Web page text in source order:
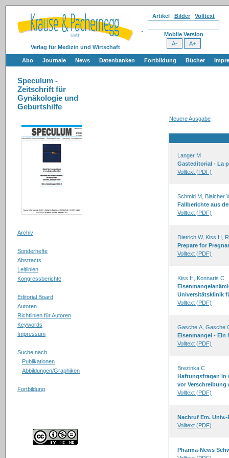
Verlag für Medizin und Wirtschaft
Artikel Bilder Volltext
Mobile Version
Abo Journale News Datenbanken Fortbildung Bücher
Speculum -
Zeitschrift für
Gynäkologie und
Geburtshilfe
Archiv
Sonderhefte
Abstracts
Leitlinien
Kongressberichte
Editorial Board
Autoren
Richtlinien für Autoren
Keywords
Impressum
Suche nach
Publikationen
Abbildungen/Graphiken
Fortbildung
Neuere Ausgabe
Langer M
Gasteditorial - La
Volltext (PDF)
Schmid M, Blaicher
Fallberichte aus
Volltext (PDF)
Dietrich W, Kiss H,
Prepare for
Volltext (PDF)
Kiss H, Konnaris C
Universitätsklinik
Volltext (PDF)
Gasche A, Gasche
Eisenmangel - Ein
Volltext (PDF)
Brezinka C
Haftungsfragen in
vor Verschreibung
Volltext (PDF)
Nachruf Em.
Volltext (PDF)
Pharma-News